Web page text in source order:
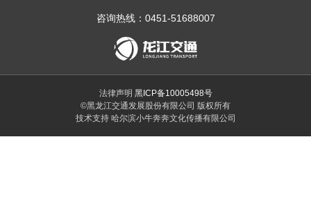
咨询热线：0451-51688007
法律声明 黑ICP备10005498号
©黑龙江交通发展股份有限公司 版权所有
技术支持 哈尔滨小牛奔奔文化传播有限公司